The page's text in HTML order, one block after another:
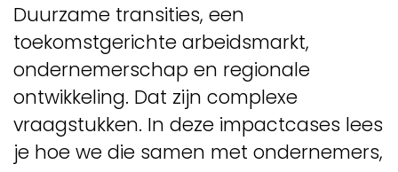
Duurzame transities, een
toekomstgerichte arbeidsmarkt,
ondernemerschap en regionale
ontwikkeling. Dat zijn complexe
vraagstukken. In deze impactcases lees
je hoe we die samen met ondernemers,